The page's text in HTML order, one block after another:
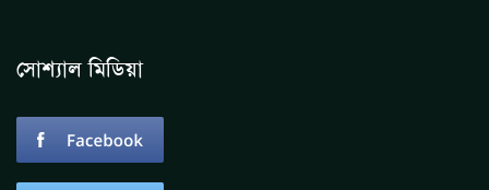
সোশ্যাল মিডিয়া